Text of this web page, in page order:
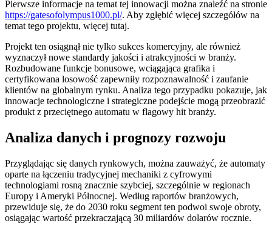
Pierwsze informacje na temat tej innowacji można znaleźć na stronie
https://gatesofolympus1000.pl/. Aby zgłębić więcej szczegółów na
temat tego projektu, więcej tutaj.
Projekt ten osiągnął nie tylko sukces komercyjny, ale również
wyznaczył nowe standardy jakości i atrakcyjności w branży.
Rozbudowane funkcje bonusowe, wciągająca grafika i
certyfikowana losowość zapewniły rozpoznawalność i zaufanie
klientów na globalnym rynku. Analiza tego przypadku pokazuje, jak
innowacje technologiczne i strategiczne podejście mogą przeobrazić
produkt z przeciętnego automatu w flagowy hit branży.
Analiza danych i prognozy rozwoju
Przyglądając się danych rynkowych, można zauważyć, że automaty
oparte na łączeniu tradycyjnej mechaniki z cyfrowymi
technologiami rosną znacznie szybciej, szczególnie w regionach
Europy i Ameryki Północnej. Według raportów branżowych,
przewiduje się, że do 2030 roku segment ten podwoi swoje obroty,
osiągając wartość przekraczającą 30 miliardów dolarów rocznie.